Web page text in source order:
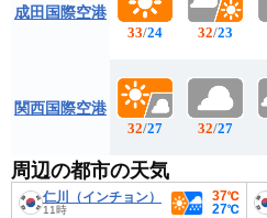
成田国際空港
関西国際空港
33/24
32/27
32/23
32/27
周辺の都市の天気
仁川（インチョン）
11時
37℃
27℃